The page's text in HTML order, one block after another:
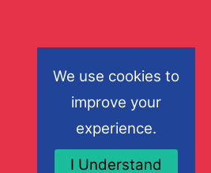
We use cookies to
improve your
experience.
I Understand